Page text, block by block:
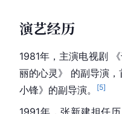
演艺经历
1981年，主演电视剧
丽的心灵》 的副导演
小锋》的副导演。
[5]
1991年，张新建担任